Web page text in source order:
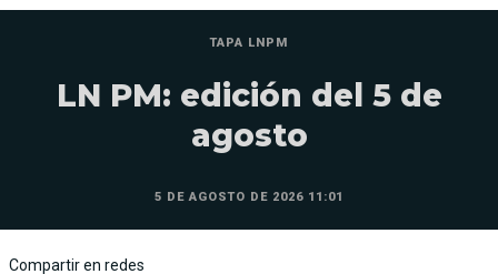
TAPA LNPM
LN PM: edición del 5 de
agosto
5 DE AGOSTO DE 2026 11:01
Compartir en redes